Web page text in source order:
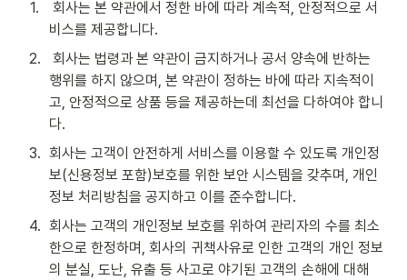
1.
비스를 제공합니다.
2.
행위를 하지 않으며, 본 약관이 정하는 바에 따라 지속적이
고, 안정적으로 상품 등을 제공하는데 최선을 다하여야 합니
다.
3. 회사는 고객이 안전하게 서비스를 이용할 수 있도록 개인정
보(신용정보 포함)보호를 위한 보안 시스템을 갖추며, 개인
정보 처리방침을 공지하고 이를 준수합니다.
4. 회사는 고객의 개인정보 보호를 위하여 관리자의 수를 최소
한으로 한정하며, 회사의 귀책사유로 인한 고객의 개인 정보
의 분실, 도난, 유출 등 사고로 야기된 고객의 손해에 대해